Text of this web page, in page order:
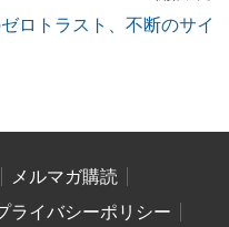
ロトラスト、不断のサイ
メルマガ購読
ライバシーポリシー